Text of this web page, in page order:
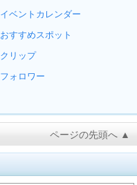
イベントカレンダー
おすすめスポット
クリップ
フォロワー
ページの先頭へ ▲